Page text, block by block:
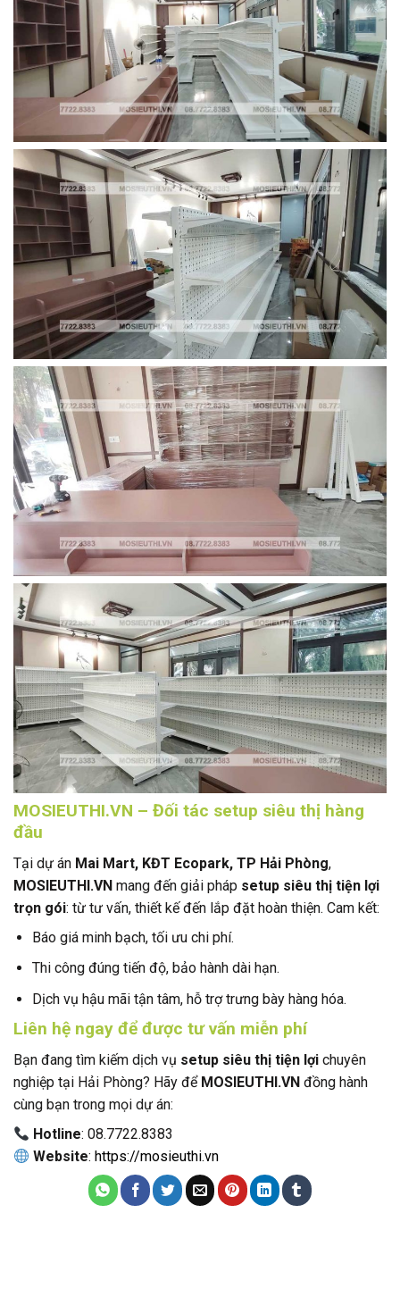
MOSIEUTHI.VN – Đối tác setup siêu thị hàng
đầu
Tại dự án Mai Mart, KĐT Ecopark, TP Hải Phòng,
MOSIEUTHI.VN mang đến giải pháp setup siêu thị tiện lợi
trọn gói: từ tư vấn, thiết kế đến lắp đặt hoàn thiện. Cam kết:
Báo giá minh bạch, tối ưu chi phí.
Thi công đúng tiến độ, bảo hành dài hạn.
Dịch vụ hậu mãi tận tâm, hỗ trợ trưng bày hàng hóa.
Liên hệ ngay để được tư vấn miễn phí
Bạn đang tìm kiếm dịch vụ setup siêu thị tiện lợi chuyên
nghiệp tại Hải Phòng? Hãy để MOSIEUTHI.VN đồng hành
cùng bạn trong mọi dự án:
Hotline: 08.7722.8383
Website:https://mosieuthi.vn